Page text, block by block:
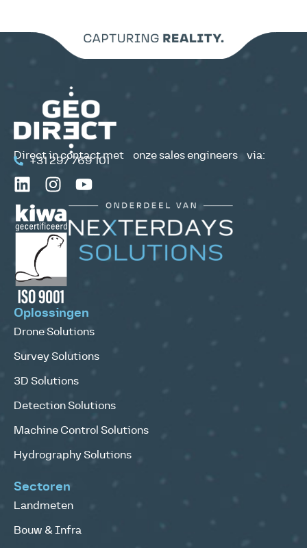
Direct in contact met onze sales engineers via:
+31 297 769 101
Oplossingen
Drone Solutions
Survey Solutions
3D Solutions
Detection Solutions
Machine Control Solutions
Hydrography Solutions
Sectoren
Landmeten
Bouw & Infra